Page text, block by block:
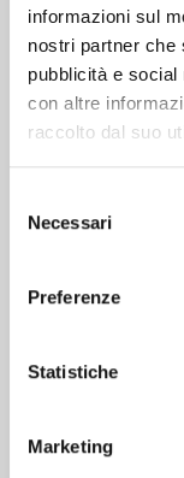
informazioni sul
nostri partner che
pubblicità e
con altre
raccolto dal suo
delNecessari
Preferenze
Statistiche
Marketing